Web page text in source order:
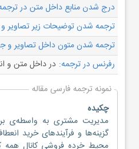
درج شدن منابع داخل متن در
ترجمه شدن توضیحات زیر تصاویر
ترجمه شدن متون داخل تصاویر و
رفرنس در ترجمه: در داخل متن و
نمونه ترجمه فارسی مقاله
چکیده
مدیریت مشتری به واسطه‌ی
گزینه‌ها و فرآیندهای خرید